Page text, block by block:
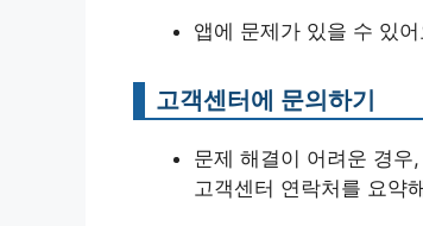
앱에 문제가 있을 수 있
고객센터에 문의하기
문제 해결이 어려운 경
고객센터 연락처를 요약